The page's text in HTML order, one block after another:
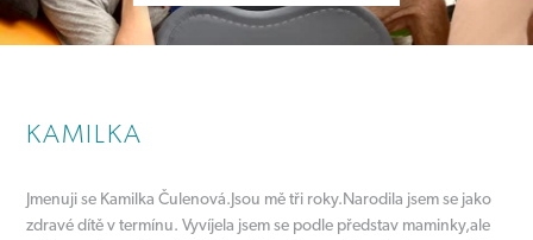
KAMILKA
Jmenuji se Kamilka Čulenová.Jsou mě tři roky.Narodila jsem se jako
zdravé dítě v termínu. Vyvíjela jsem se podle představ maminky,ale